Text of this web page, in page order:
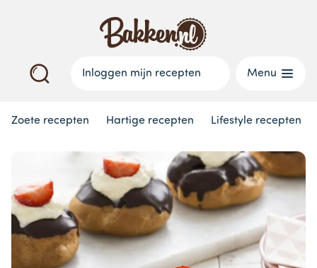
Inloggen mijn recepten Menu
Zoete recepten Hartige recepten Lifestyle recepten